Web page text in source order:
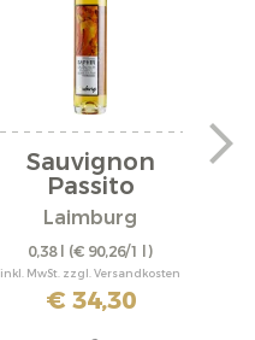
Sauvignon
Passito
"Saphir" 2025
Laimburg
0,38 l (€ 90,26/1 l)
inkl. MwSt. zzgl. Versandkosten
€ 34,30